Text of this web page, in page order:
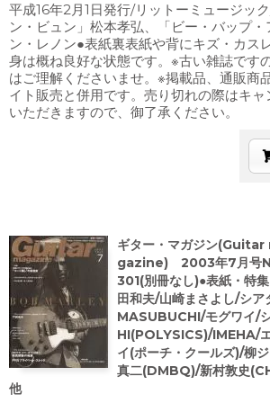
平成16年2月1日発行/リットーミュージッ
ン・ビュン」松本孝弘、「ビー・バップ・
ン・レノン●表紙裏表紙や背にキズ・カス
身は概ね良好な状態です。※古い雑誌です
はご理解くださいませ。※掲載品、通販商
イト販売と併用です。売り切れの際はキ
いただきますので、御了承ください。
ギター・マガジン(Guitar
gazine) 2003年7月号
301(別冊なし)●表紙・特
田和夫/山崎まさよし/シ
MASUBUCHI/モグワイ/
HI(POLYSICS)/IMEHA/
イ(ポーチ・クールズ)/柳
真二(DMBQ)/新村敦史
他